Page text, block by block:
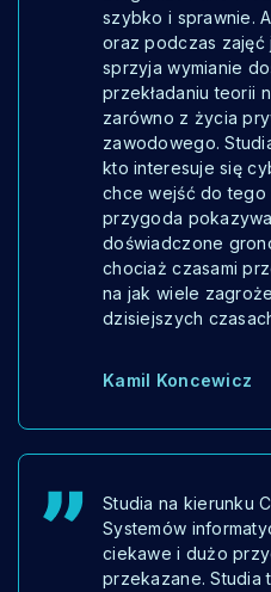
szybko i sprawnie.
oraz podczas zajęć
sprzyja wymianie
przekładaniu teorii
zarówno z życia
zawodowego.
kto interesuje się
chce wejść do tego
przygoda
doświadczone
chociaż czasami
na jak wiele
dzisiejszych
Kamil Koncewicz
Studia na kierunku
Systemów
ciekawe i dużo
przekazane. Studia